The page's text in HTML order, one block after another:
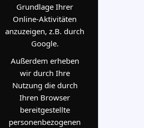
Grundlage Ihrer
Online-Aktivitäten
anzuzeigen, z.B. durch
Google.
Außerdem erheben
wir durch Ihre
Nutzung die durch
Ihren Browser
bereitgestellte
personenbezogenen